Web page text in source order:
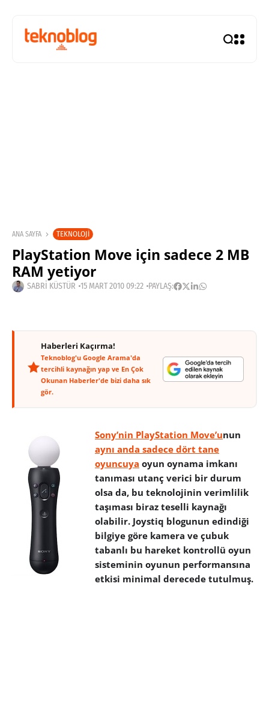
ANA SAYFA TEKNOLOJI
PlayStation Move için sadece 2 MB
RAM yetiyor
SABRI KÜSTÜR 15 MART 2010 09:22 PAYLAŞ:
Haberleri Kaçırma!
Teknoblog'u Google Arama'da
tercihli kaynağın yap ve En Çok
Okunan Haberler'de bizi daha sık
gör.
Sony’nin PlayStation Move’unun
aynı anda sadece dört tane
oyuncuya oyun oynama imkanı
tanıması utanç verici bir durum
olsa da, bu teknolojinin verimlilik
taşıması biraz teselli kaynağı
olabilir. Joystiq blogunun edindiği
bilgiye göre kamera ve çubuk
tabanlı bu hareket kontrollü oyun
sisteminin oyunun performansına
etkisi minimal derecede tutulmuş.